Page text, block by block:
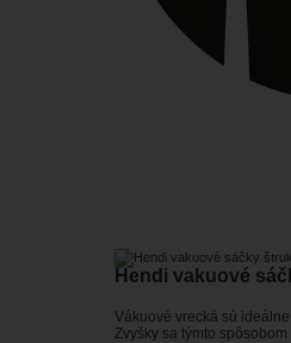
Hendi vakuové
Vákuové vrecká sú
Zvyšky sa týmto